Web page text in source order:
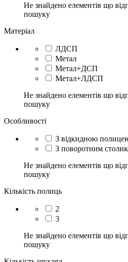
Не знайдено елементів що
пошуку
Матеріал
ЛДСП
Метал
Метал+ДСП
Метал+ЛДСП
Не знайдено елементів що
пошуку
Особливості
З відкидною
З поворотним
Не знайдено елементів що
пошуку
Кількість полиць
2
3
Не знайдено елементів що
пошуку